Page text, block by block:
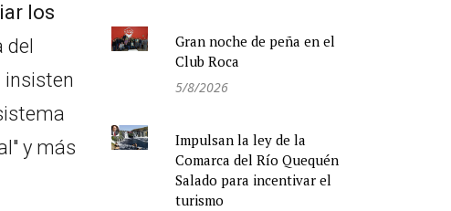
los
del
insisten
y más
Gran noche de peña en el
Club Roca
5/8/2026
Impulsan la ley de la
Comarca del Río Quequén
Salado para incentivar el
turismo